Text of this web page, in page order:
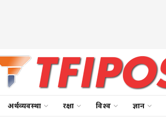
अर्थव्यवस्था रक्षा विश्व ज्ञान